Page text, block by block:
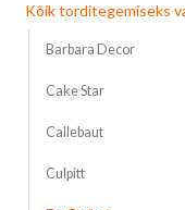
Kõik torditegemiseks
Barbara Decor
Cake Star
Callebaut
Culpitt